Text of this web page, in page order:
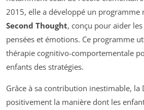
2015, elle a développé un programme
Second Thought, conçu pour aider
pensées et émotions. Ce programme
thérapie cognitivo-comportementale
enfants des stratégies.
Grâce à sa contribution inestimable, la
positivement la manière dont les